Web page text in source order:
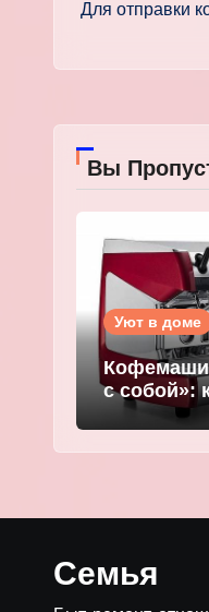
Для отправки
Вы
Уют в доме
с собой»:
ваш
Семья